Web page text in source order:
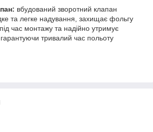
вбудований зворотний клапан
та легке надування, захищає фольгу
час монтажу та надійно утримує
гарантуючи тривалий час польоту